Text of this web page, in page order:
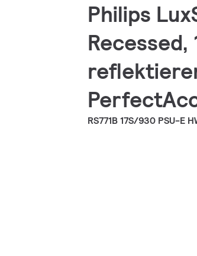
Philips
Recessed,
RS771B 17S/930 PSU-E